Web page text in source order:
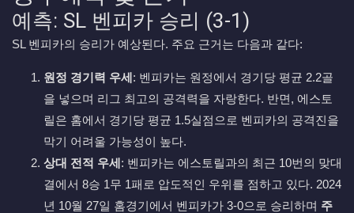
예측: SL 벤피카 승리 (3-1)
SL 벤피카의 승리가 예상된다. 주요 근거는 다음과 같다:
원정 경기력 우세: 벤피카는 원정에서 경기당 평균 2.2골
을 넣으며 리그 최고의 공격력을 자랑한다. 반면, 에스토
릴은 홈에서 경기당 평균 1.5실점으로 벤피카의 공격진을
막기 어려울 가능성이 높다.
상대 전적 우세: 벤피카는 에스토릴과의 최근 10번의 맞대
결에서 8승 1무 1패로 압도적인 우위를 점하고 있다. 2024
년 10월 27일 홈경기에서 벤피카가 3-0으로 승리하며 주